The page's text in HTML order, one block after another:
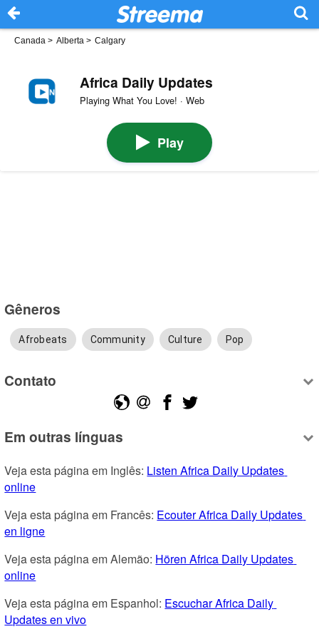
Canada > Alberta > Calgary
Africa Daily Updates
Playing What You Love! · Web
Play
Gêneros
Afrobeats Community Culture Pop
Contato
Em outras línguas
Veja esta página em Inglês: Listen Africa Daily Updates
online
Veja esta página em Francês: Ecouter Africa Daily Updates
en ligne
Veja esta página em Alemão: Hören Africa Daily Updates
online
Veja esta página em Espanhol: Escuchar Africa Daily
Updates en vivo